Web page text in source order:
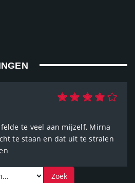
te veel aan mijzelf, Mirna
te staan en dat uit te stralen